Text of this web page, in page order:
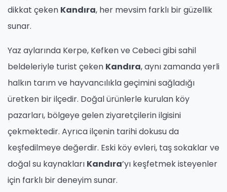
dikkat çeken Kandıra, her mevsim farklı bir güzellik
sunar.
Yaz aylarında Kerpe, Kefken ve Cebeci gibi sahil
beldeleriyle turist çeken Kandıra, aynı zamanda yerli
halkın tarım ve hayvancılıkla geçimini sağladığı
üretken bir ilçedir. Doğal ürünlerle kurulan köy
pazarları, bölgeye gelen ziyaretçilerin ilgisini
çekmektedir. Ayrıca ilçenin tarihi dokusu da
keşfedilmeye değerdir. Eski köy evleri, taş sokaklar ve
doğal su kaynakları Kandıra’yı keşfetmek isteyenler
için farklı bir deneyim sunar.